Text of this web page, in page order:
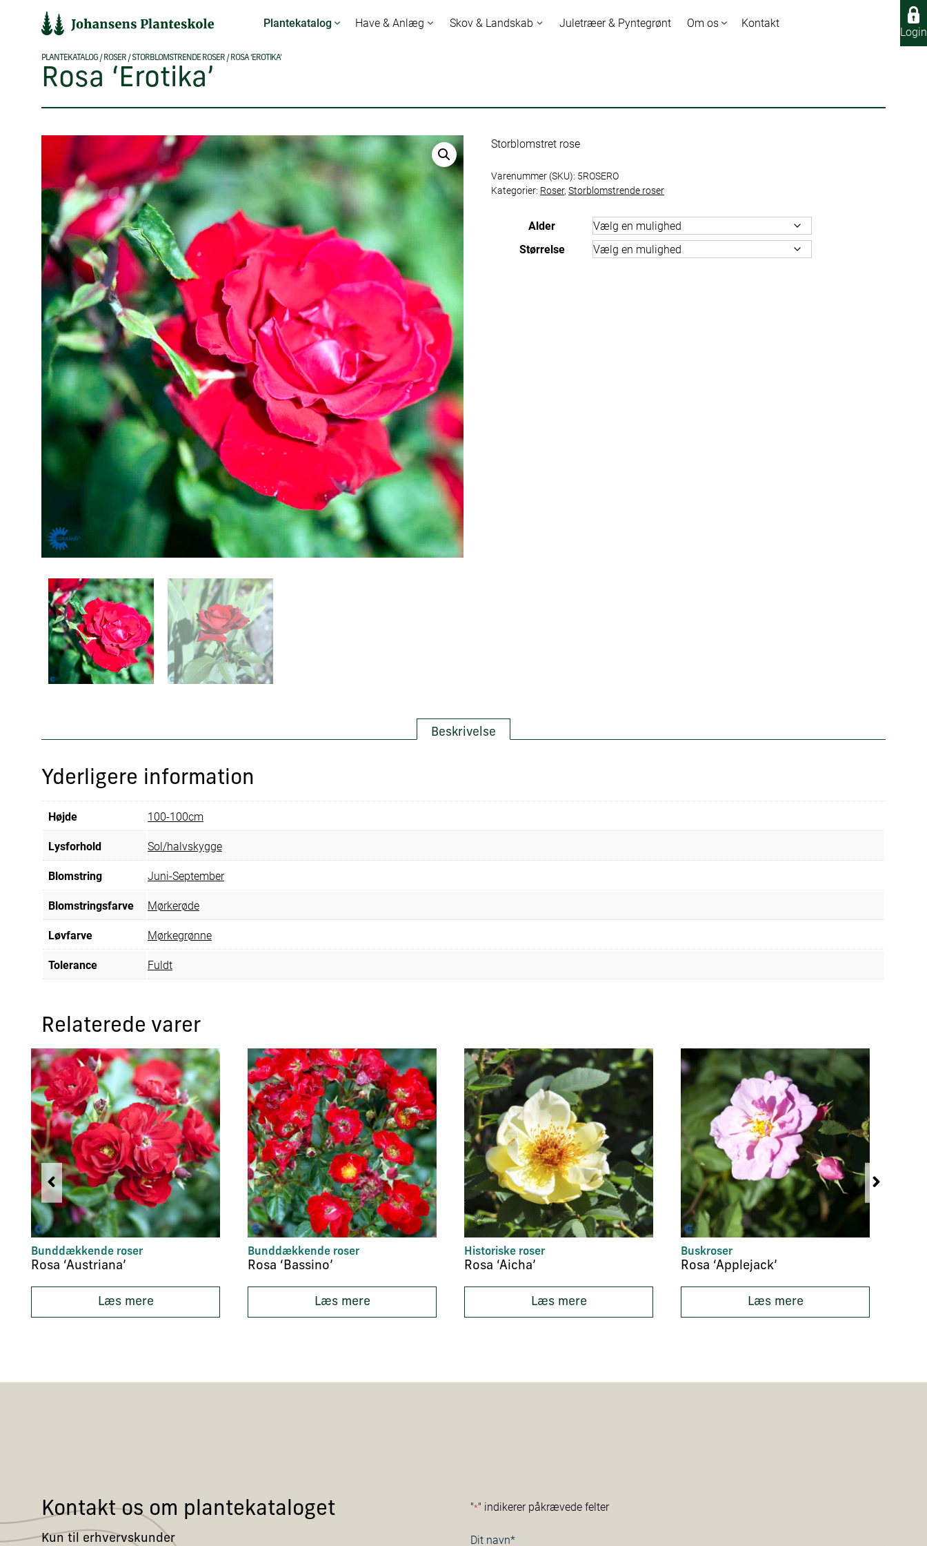
Plantekatalog Have & Anlæg Skov & Landskab Juletræer & Pyntegrønt Om os Kontakt
Login
Login
PLANTEKATALOG/ ROSER /STORBLOMSTRENDE ROSER / ROSA ‘EROTIKA’
Rosa ‘Erotika’
Storblomstret rose
Varenummer (SKU): 5ROSERO
Kategorier: Roser, Storblomstrende roser
Alder
Størrelse
Beskrivelse
Yderligere information
Højde 100-100cm
Lysforhold Sol/halvskygge
Blomstring Juni-September
Blomstringsfarve Mørkerøde
Løvfarve Mørkegrønne
Tolerance Fuldt
Relaterede varer
Bunddækkende roser
Rosa ‘Austriana’
Læs mere
Bunddækkende roser
Rosa ‘Bassino’
Læs mere
Historiske roser
Rosa ‘Aicha’
Læs mere
Buskroser
Rosa ‘Applejack’
Læs mere
Kontakt os om plantekataloget
Kun til erhvervskunder
"*" indikerer påkrævede felter
Navn